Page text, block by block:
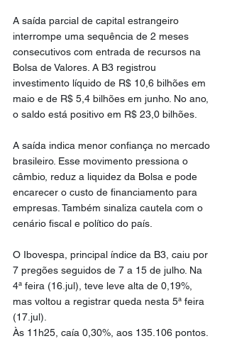
A saída parcial de capital estrangeiro
interrompe uma sequência de 2 meses
consecutivos com entrada de recursos na
Bolsa de Valores. A B3 registrou
investimento líquido de R$ 10,6 bilhões em
maio e de R$ 5,4 bilhões em junho. No ano,
o saldo está positivo em R$ 23,0 bilhões.
A saída indica menor confiança no mercado
brasileiro. Esse movimento pressiona o
câmbio, reduz a liquidez da Bolsa e pode
encarecer o custo de financiamento para
empresas. Também sinaliza cautela com o
cenário fiscal e político do país.
O Ibovespa, principal índice da B3, caiu por
7 pregões seguidos de 7 a 15 de julho. Na
4ª feira (16.jul), teve leve alta de 0,19%,
mas voltou a registrar queda nesta 5ª feira
(17.jul).
Às 11h25, caía 0,30%, aos 135.106 pontos.